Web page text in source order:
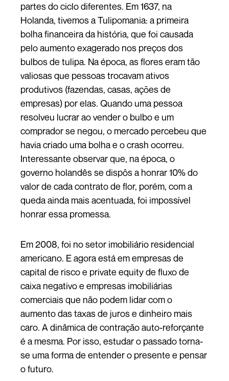
partes do ciclo diferentes. Em 1637, na
Holanda, tivemos a Tulipomania: a primeira
bolha financeira da história, que foi causada
pelo aumento exagerado nos preços dos
bulbos de tulipa. Na época, as flores eram tão
valiosas que pessoas trocavam ativos
produtivos (fazendas, casas, ações de
empresas) por elas. Quando uma pessoa
resolveu lucrar ao vender o bulbo e um
comprador se negou, o mercado percebeu que
havia criado uma bolha e o crash ocorreu.
Interessante observar que, na época, o
governo holandês se dispôs a honrar 10% do
valor de cada contrato de flor, porém, com a
queda ainda mais acentuada, foi impossível
honrar essa promessa.
Em 2008, foi no setor imobiliário residencial
americano. E agora está em empresas de
capital de risco e private equity de fluxo de
caixa negativo e empresas imobiliárias
comerciais que não podem lidar com o
aumento das taxas de juros e dinheiro mais
caro. A dinâmica de contração auto-reforçante
é a mesma. Por isso, estudar o passado torna-
se uma forma de entender o presente e pensar
o futuro.